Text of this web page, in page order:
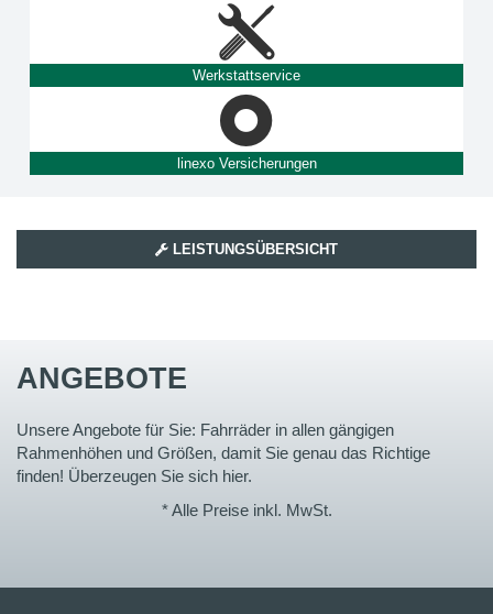
Werkstattservice
linexo Versicherungen
LEISTUNGSÜBERSICHT
ANGEBOTE
Unsere Angebote für Sie: Fahrräder in allen gängigen
Rahmenhöhen und Größen, damit Sie genau das Richtige
finden! Überzeugen Sie sich hier.
* Alle Preise inkl. MwSt.